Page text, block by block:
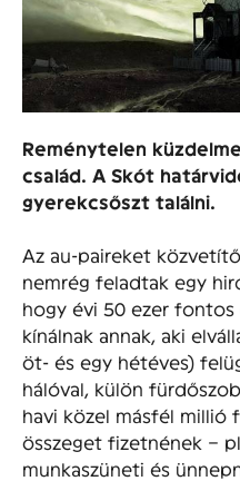
Reménytelen
család. A Skót
gyerekcsőszt találni.
Az au-paireket
nemrég feladtak egy
hogy évi 50 ezer
kínálnak annak, aki
öt- és egy hétéves)
hálóval, külön
havi közel másfél millió
összeget fizetnének –
munkaszüneti és